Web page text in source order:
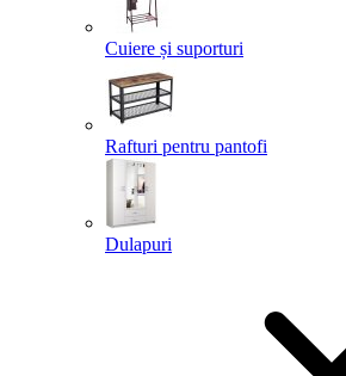
Cuiere și suporturi
Rafturi pentru pantofi
Dulapuri